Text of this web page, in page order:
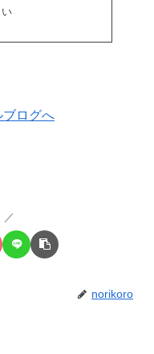
norikoro